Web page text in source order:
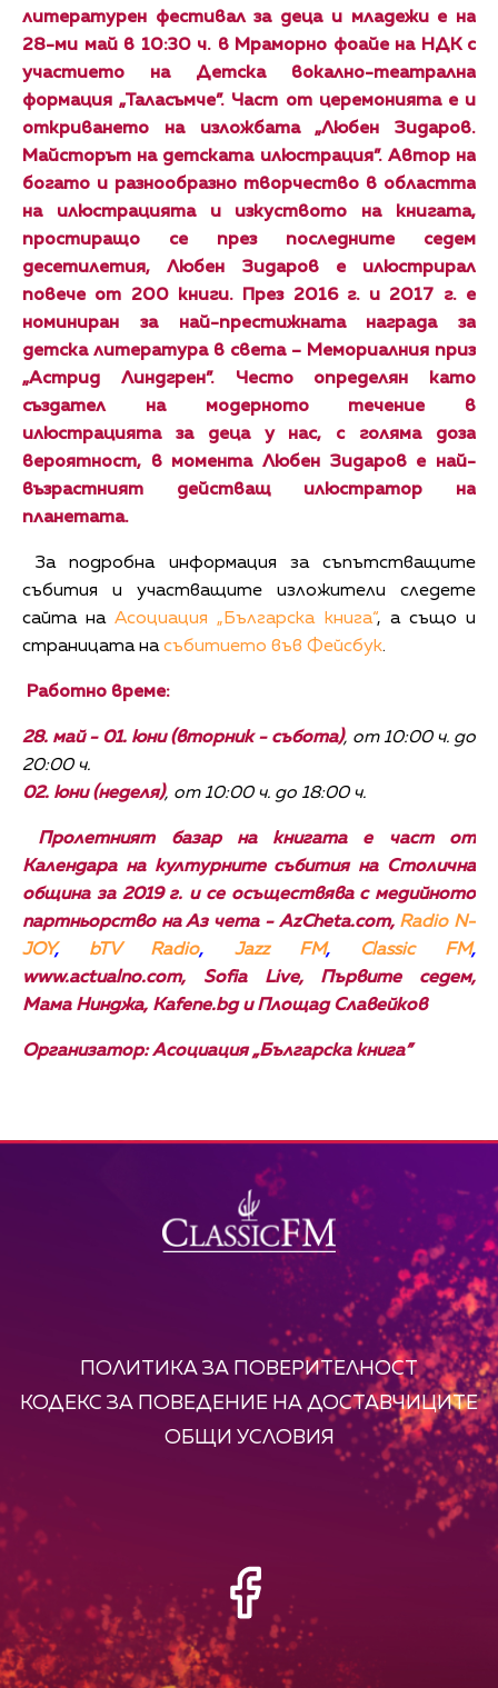
литературен фестивал за деца и младежи е на
28-ми май в 10:30 ч. в Мраморно фоайе на НДК с
участието на Детска вокално-театрална
формация „Таласъмче”. Част от церемонията е и
откриването на изложбата „Любен Зидаров.
Майсторът на детската илюстрация”. Автор на
богато и разнообразно творчество в областта
на илюстрацията и изкуството на книгата,
простиращо се през последните седем
десетилетия, Любен Зидаров е илюстрирал
повече от 200 книги. През 2016 г. и 2017 г. е
номиниран за най-престижната награда за
детска литература в света – Мемориалния приз
„Астрид Линдгрен”. Често определян като
създател на модерното течение в
илюстрацията за деца у нас, с голяма доза
вероятност, в момента Любен Зидаров е най-
възрастният действащ илюстратор на
планетата.
За подробна информация за съпътстващите
събития и участващите изложители следете
сайта наАсоциация „Българска книга“, а също и
страницата насъбитието във Фейсбук.
Работно време:
28. май - 01. юни (вторник - събота), от 10:00 ч. до
20:00 ч.
02. юни (неделя), от 10:00 ч. до 18:00 ч.
Пролетният базар на книгата е част от
Календара на културните събития на Столична
община за 2019г. и се осъществява с медийното
партньорство на Аз чета - AzCheta.com, Radio N-
JOY, bTV Radio, Jazz FM, Classic FM,
www.actualno.com, Sofia Live, Първите седем,
Мама Нинджа, Kafene.bg и Площад Славейков
Организатор: Асоциация „Българска книга”
ПОЛИТИКА ЗА ПОВЕРИТЕЛНОСТ
КОДЕКС ЗА ПОВЕДЕНИЕ НА ДОСТАВЧИЦИТЕ
ОБЩИ УСЛОВИЯ